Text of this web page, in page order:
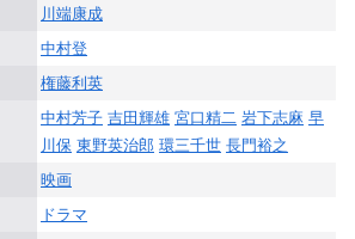
川端康成
中村登
権藤利英
中村芳子 吉田輝雄 宮口精二 岩下志麻 早
川保 東野英治郎 環三千世 長門裕之
映画
ドラマ